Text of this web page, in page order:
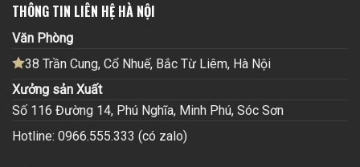
THÔNG TIN LIÊN HỆ HÀ NỘI
Văn Phòng
38 Trần Cung, Cổ Nhuế, Bắc Từ Liêm, Hà Nội
Xưởng sản Xuất
Số 116 Đường 14, Phú Nghĩa, Minh Phú, Sóc Sơn
Hotline: 0966.555.333 (có zalo)